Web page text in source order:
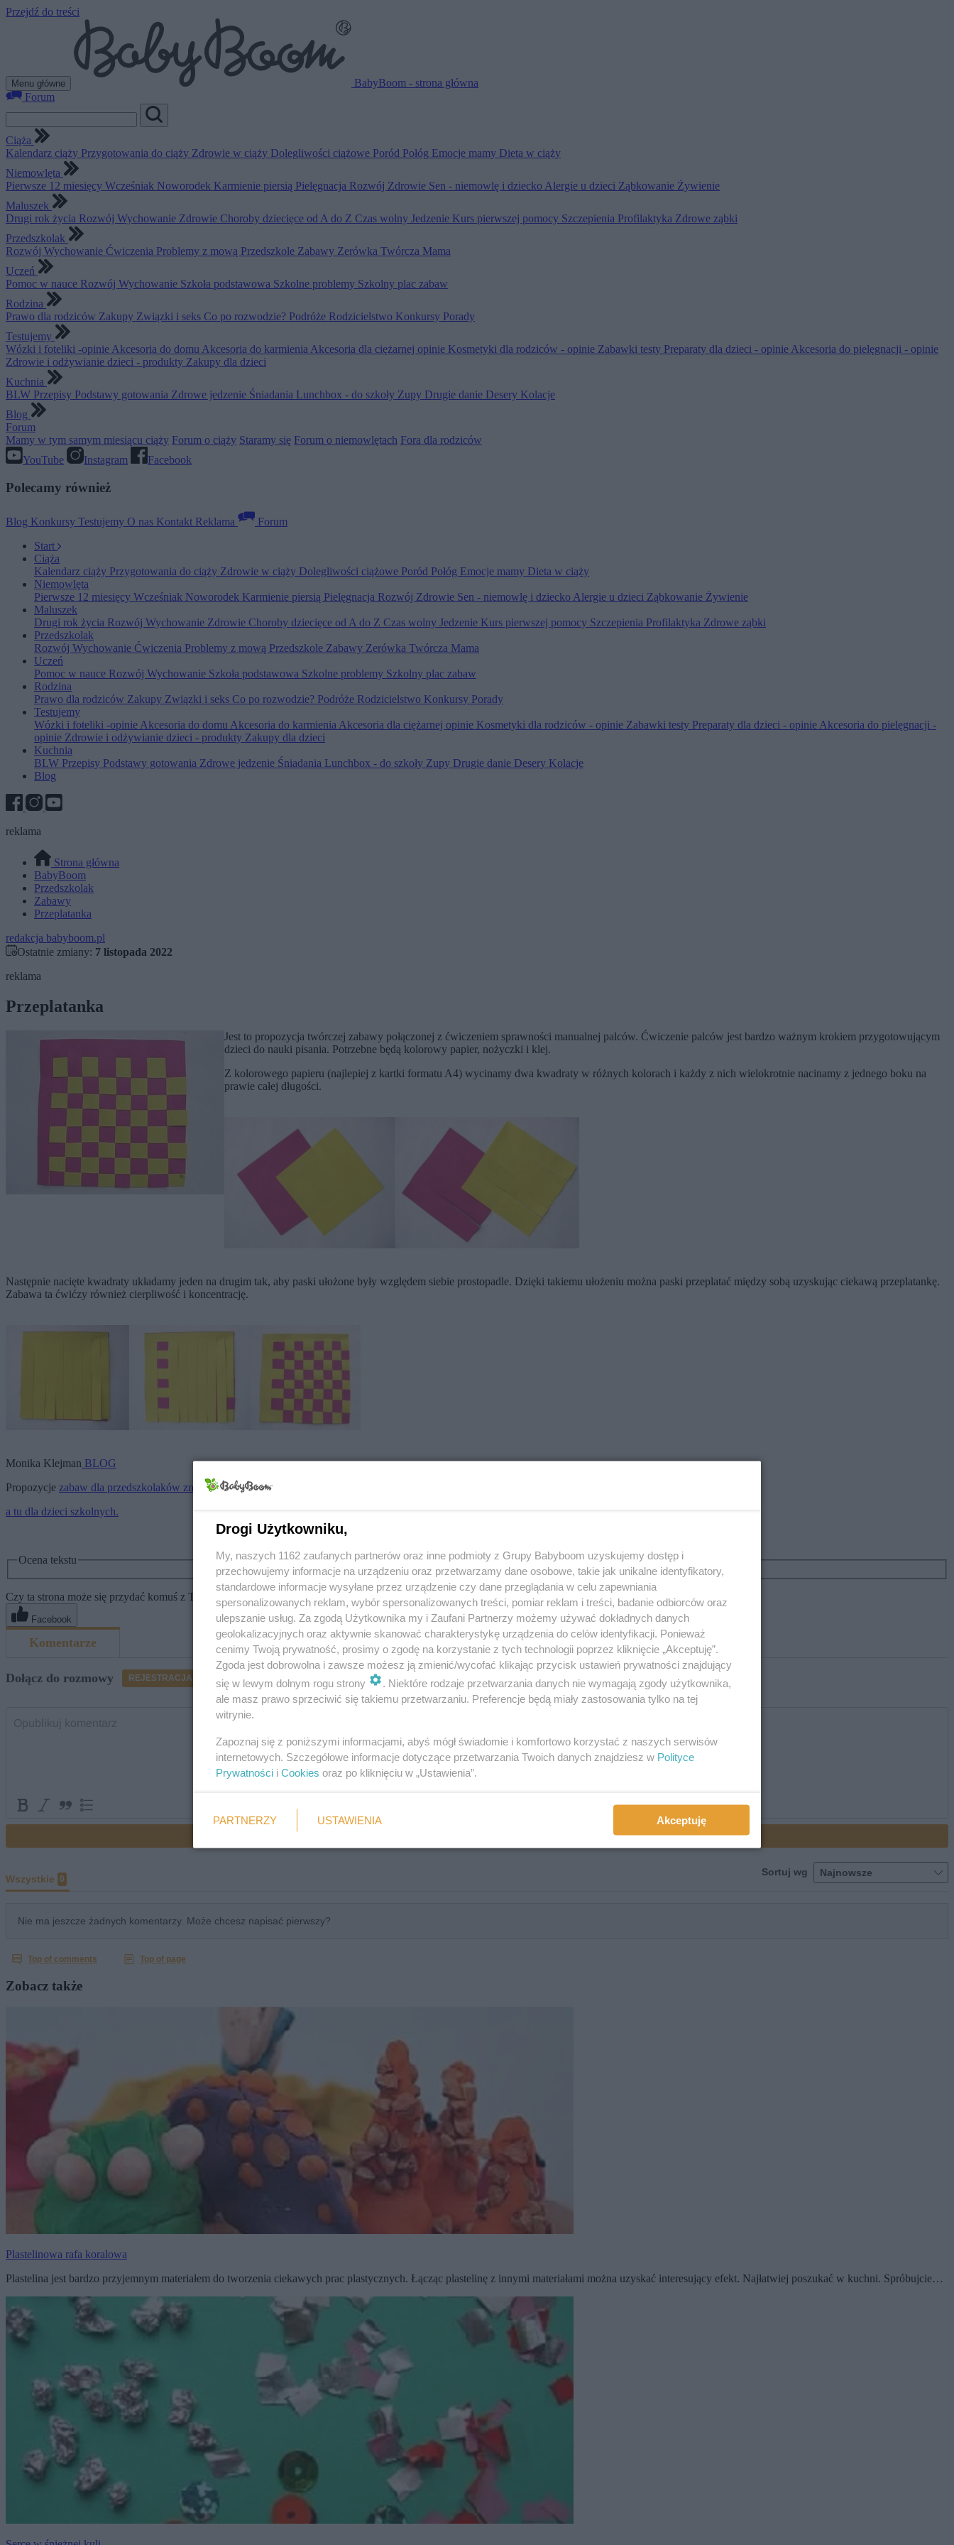
Przejdź do treści
Menu główne
BabyBoom - strona główna
Forum
Ciąża
Kalendarz ciąży Przygotowania do ciąży Zdrowie w ciąży Dolegliwości ciążowe Poród Połóg Emocje mamy Dieta w ciąży
Niemowlęta
Pierwsze 12 miesięcy Wcześniak Noworodek Karmienie piersią Pielęgnacja Rozwój Zdrowie Sen - niemowlę i dziecko Alergie u dzieci Ząbkowanie Żywienie
Maluszek
Drugi rok życia Rozwój Wychowanie Zdrowie Choroby dziecięce od A do Z Czas wolny Jedzenie Kurs pierwszej pomocy Szczepienia Profilaktyka Zdrowe ząbki
Przedszkolak
Rozwój Wychowanie Ćwiczenia Problemy z mową Przedszkole Zabawy Zerówka Twórcza Mama
Uczeń
Pomoc w nauce Rozwój Wychowanie Szkoła podstawowa Szkolne problemy Szkolny plac zabaw
Rodzina
Prawo dla rodziców Zakupy Związki i seks Co po rozwodzie? Podróże Rodzicielstwo Konkursy Porady
Testujemy
Wózki i foteliki -opinie Akcesoria do domu Akcesoria do karmienia Akcesoria dla ciężarnej opinie Kosmetyki dla rodziców - opinie Zabawki testy Preparaty dla dzieci - opinie Akcesoria do pielęgnacji - opinie
Zdrowie i odżywianie dzieci - produkty Zakupy dla dzieci
Kuchnia
BLW Przepisy Podstawy gotowania Zdrowe jedzenie Śniadania Lunchbox - do szkoły Zupy Drugie danie Desery Kolacje
Blog
Forum
Mamy w tym samym miesiącu ciąży Forum o ciąży Staramy się Forum o niemowlętach Fora dla rodziców
YouTube
Instagram Facebook
Polecamy również
Blog Konkursy Testujemy O nas Kontakt Reklama
Forum
Start
Ciąża
Kalendarz ciąży Przygotowania do ciąży Zdrowie w ciąży Dolegliwości ciążowe Poród Połóg Emocje mamy Dieta w ciąży
Niemowlęta
Pierwsze 12 miesięcy Wcześniak Noworodek Karmienie piersią Pielęgnacja Rozwój Zdrowie Sen - niemowlę i dziecko Alergie u dzieci Ząbkowanie Żywienie
Maluszek
Drugi rok życia Rozwój Wychowanie Zdrowie Choroby dziecięce od A do Z Czas wolny Jedzenie Kurs pierwszej pomocy Szczepienia Profilaktyka Zdrowe ząbki
Przedszkolak
Rozwój Wychowanie Ćwiczenia Problemy z mową Przedszkole Zabawy Zerówka Twórcza Mama
Uczeń
Pomoc w nauce Rozwój Wychowanie Szkoła podstawowa Szkolne problemy Szkolny plac zabaw
Rodzina
Prawo dla rodziców Zakupy Związki i seks Co po rozwodzie? Podróże Rodzicielstwo Konkursy Porady
Testujemy
Wózki i foteliki -opinieAkcesoria do domu Akcesoria do karmieniaAkcesoria dla ciężarnej opinie Kosmetyki dla rodziców - opinie Zabawki testy Preparaty dla dzieci - opinieAkcesoria do pielęgnacji -
opinie Zdrowie i odżywianie dzieci - produkty Zakupy dla dzieci
Kuchnia
BLW Przepisy Podstawy gotowania Zdrowe jedzenie Śniadania Lunchbox - do szkoły Zupy Drugie danie Desery Kolacje
Blog
reklama
Strona główna
BabyBoom
Przedszkolak
Zabawy
Przeplatanka
redakcja babyboom.pl
Ostatnie zmiany: 7 listopada 2022
reklama
Przeplatanka
Jest to propozycja twórczej zabawy połączonej z ćwiczeniem sprawności manualnej palców. Ćwiczenie palców jest bardzo ważnym krokiem przygotowującym
dzieci do nauki pisania. Potrzebne będą kolorowy papier, nożyczki i klej.
Z kolorowego papieru (najlepiej z kartki formatu A4) wycinamy dwa kwadraty w różnych kolorach i każdy z nich wielokrotnie nacinamy z jednego boku na
prawie całej długości.
Następnie nacięte kwadraty układamy jeden na drugim tak, aby paski ułożone były względem siebie prostopadle. Dzięki takiemu ułożeniu można paski przeplatać między sobą uzyskując ciekawą przeplatankę.
Zabawa ta ćwićzy również cierpliwość i koncentrację.
Monika Klejman BLOG
Propozycje zabaw dla przedszkolaków znajdziesz tutaj
a tu dla dzieci szkolnych.
Ocena tekstu
Czy ta strona może się przydać komuś z Twoich znajomych? Poleć ją:
Facebook
Zobacz także
Plastelinowa rafa koralowa
Plastelina jest bardzo przyjemnym materiałem do tworzenia ciekawych prac plastycznych. Łącząc plastelinę z innymi materiałami można uzyskać interesujący efekt. Najłatwiej poszukać w kuchni. Spróbujcie…
Drogi Użytkowniku,
My, naszych 1162 zaufanych partnerów oraz inne podmioty z Grupy Babyboom uzyskujemy dostęp i
przechowujemy informacje na urządzeniu oraz przetwarzamy dane osobowe, takie jak unikalne identyfikatory,
standardowe informacje wysyłane przez urządzenie czy dane przeglądania w celu zapewniania
spersonalizowanych reklam, wybór spersonalizowanych treści, pomiar reklam i treści, badanie odbiorców oraz
ulepszanie usług. Za zgodą Użytkownika my i Zaufani Partnerzy możemy używać dokładnych danych
geolokalizacyjnych oraz aktywnie skanować charakterystykę urządzenia do celów identyfikacji. Ponieważ
cenimy Twoją prywatność, prosimy o zgodę na korzystanie z tych technologii poprzez kliknięcie „Akceptuję”.
Zgoda jest dobrowolna i zawsze możesz ją zmienić/wycofać klikając przycisk ustawień prywatności znajdujący
się w lewym dolnym rogu strony
. Niektóre rodzaje przetwarzania danych nie wymagają zgody użytkownika,
ale masz prawo sprzeciwić się takiemu przetwarzaniu. Preferencje będą miały zastosowania tylko na tej
witrynie.
Zapoznaj się z poniższymi informacjami, abyś mógł świadomie i komfortowo korzystać z naszych serwisów
internetowych. Szczegółowe informacje dotyczące przetwarzania Twoich danych znajdziesz w Polityce
Prywatności i Cookies oraz po kliknięciu w „Ustawienia”.
PARTNERZY USTAWIENIA Akceptuję